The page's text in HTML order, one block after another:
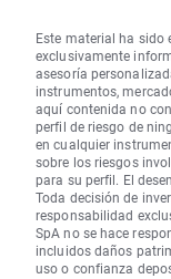
Este material ha sido
exclusivamente
asesoría
instrumentos,
aquí contenida no
perfil de riesgo de
en cualquier
sobre los riesgos
para su perfil. El
Toda decisión de
responsabilidad
SpA no se hace
incluidos daños
uso o confianza